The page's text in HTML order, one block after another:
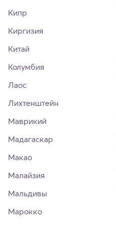
Кипр
Киргизия
Китай
Колумбия
Лаос
Лихтенштейн
Маврикий
Мадагаскар
Макао
Малайзия
Мальдивы
Марокко